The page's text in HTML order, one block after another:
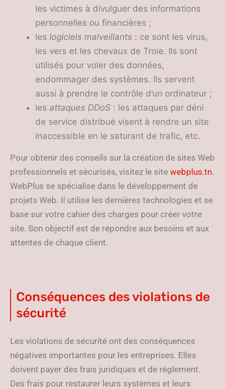
les victimes à divulguer des informations
personnelles ou financières ;
les logiciels malveillants : ce sont les virus,
les vers et les chevaux de Troie. Ils sont
utilisés pour voler des données,
endommager des systèmes. Ils servent
aussi à prendre le contrôle d’un ordinateur ;
les attaques DDoS : les attaques par déni
de service distribué visent à rendre un site
inaccessible en le saturant de trafic, etc.
Pour obtenir des conseils sur la création de sites Web
professionnels et sécurisés, visitez le site webplus.tn.
WebPlus se spécialise dans le développement de
projets Web. Il utilise les dernières technologies et se
base sur votre cahier des charges pour créer votre
site. Son objectif est de répondre aux besoins et aux
attentes de chaque client.
Conséquences des violations de
sécurité
Les violations de sécurité ont des conséquences
négatives importantes pour les entreprises. Elles
doivent payer des frais juridiques et de règlement.
Des frais pour restaurer leurs systèmes et leurs